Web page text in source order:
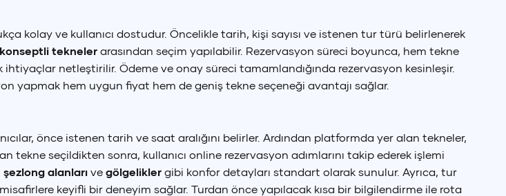
English
(850) 242 50 50
(850) 242 50 50
kolay ve kullanıcı dostudur. Öncelikle tarih, kişi sayısı ve istenen tur türü belirlenerek
tekneler arasından seçim yapılabilir. Rezervasyon süreci boyunca, hem tekne
netleştirilir. Ödeme ve onay süreci tamamlandığında rezervasyon kesinleşir.
yapmak hem uygun fiyat hem de geniş tekne seçeneği avantajı sağlar.
önce istenen tarih ve saat aralığını belirler. Ardından platformda yer alan tekneler,
tekne seçildikten sonra, kullanıcı online rezervasyon adımlarını takip ederek işlemi
şezlong alanları ve gölgelikler gibi konfor detayları standart olarak sunulur. Ayrıca, tur
keyifli bir deneyim sağlar. Turdan önce yapılacak kısa bir bilgilendirme ile rota
(850) 242 50 50